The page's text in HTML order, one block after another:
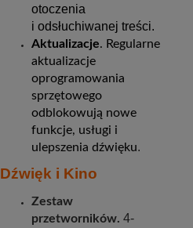
otoczenia
i odsłuchiwanej treści.
Aktualizacje. Regularne
aktualizacje
oprogramowania
sprzętowego
odblokowują nowe
funkcje, usługi i
ulepszenia dźwięku.
Dźwięk i Kino
Zestaw
przetworników. 4-